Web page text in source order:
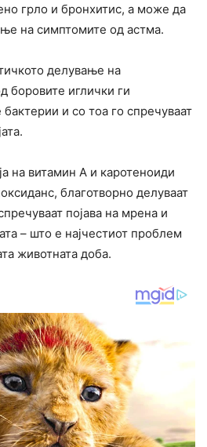
грло и бронхитис, а може да
на симптомите од астма.
делување на
боровите иглички ги
и со тоа го спречуваат
на витамин А и каротеноиди
благотворно делуваат
појава на мрена и
– што е најчестиот проблем
животната доба.